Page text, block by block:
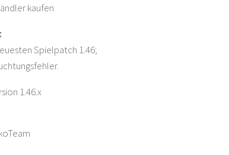
kaufen
Spielpatch 1.46;
1.46.x